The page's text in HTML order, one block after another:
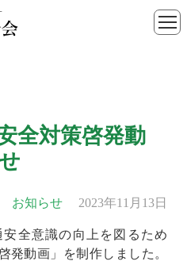
全対策啓発動
お知らせ 2023年11月13日
全意識の向上を図るため
発動画」を制作しました。